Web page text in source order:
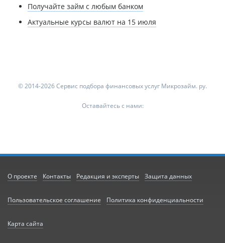
Получайте займ с любым банком
Актуальные курсы валют на 15 июля
© 2014-2026 Сервис подбора финансовых услуг Микрозайм. ру.
Оставайтесь с нами:
О проекте Контакты Редакция и эксперты Защита данных
Пользовательское соглашение Политика конфиденциальности
Карта сайта